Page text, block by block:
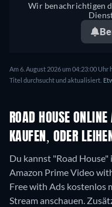
Wir benachrichtigen
Am 6. August 2026 um 04:23:00
Titel durchsucht und aktualisiert.
ROAD HOUSE
KAUFEN, ODER LEIHEN
Du kannst "Road
Amazon Prime Video
Free with Ads kostenlos
Stream anschauen.